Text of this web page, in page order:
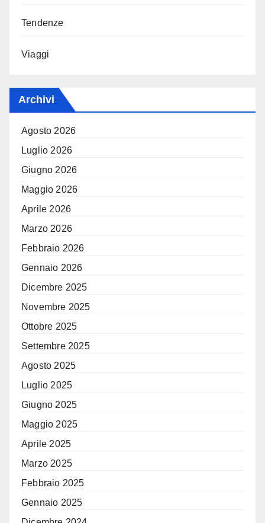
Tendenze
Viaggi
Archivi
Agosto 2026
Luglio 2026
Giugno 2026
Maggio 2026
Aprile 2026
Marzo 2026
Febbraio 2026
Gennaio 2026
Dicembre 2025
Novembre 2025
Ottobre 2025
Settembre 2025
Agosto 2025
Luglio 2025
Giugno 2025
Maggio 2025
Aprile 2025
Marzo 2025
Febbraio 2025
Gennaio 2025